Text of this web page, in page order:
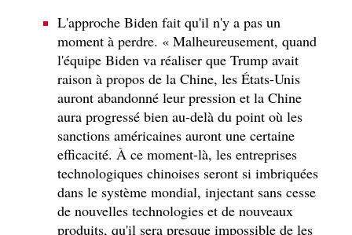
L'approche Biden fait qu'il n'y a pas un
moment à perdre. « Malheureusement, quand
l'équipe Biden va réaliser que Trump avait
raison à propos de la Chine, les États-Unis
auront abandonné leur pression et la Chine
aura progressé bien au-delà du point où les
sanctions américaines auront une certaine
efficacité. À ce moment-là, les entreprises
technologiques chinoises seront si imbriquées
dans le système mondial, injectant sans cesse
de nouvelles technologies et de nouveaux
produits, qu'il sera presque impossible de les